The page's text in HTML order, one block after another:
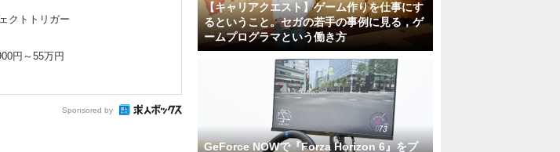
クトトリガー
円～55万円
Sponsored by
【キャリアクエスト】ゲーム作りを仕事にす
るということ。セガの若手の事例に見る，ゲ
ームプログラマという働き方
GeForce NOWで『Forza Horizon 6』をプ